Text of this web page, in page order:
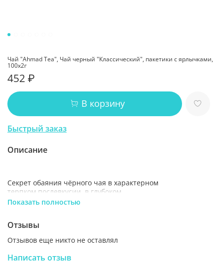
Чай "Ahmad Tea", Чай черный "Классический", пакетики с ярлычками,
100х2г
452 ₽
В корзину
Быстрый заказ
Описание
Секрет обаяния чёрного чая в характерном
терпком послевкусии, в глубоком,
обволакивающем аромате и насыщенном
погружает в атмосферу умиротворения и
счастья.
Показать полностью
Отзывы
Отзывов еще никто не оставлял
Написать отзыв